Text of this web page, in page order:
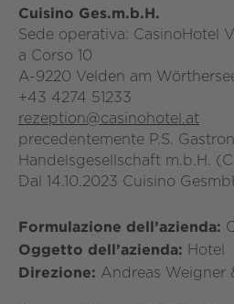
Cuisino Ges.m.b.H.
Sede operativa: CasinoHotel
a Corso 10
A-9220 Velden am
+43 4274 51233
rezeption@casinohotel.at
precedentemente P.S.
Handelsgesellschaft m.b.H.
Dal 14.10.2023 Cuisino
Formulazione dell’azienda:
Oggetto dell’azienda: Hotel
Direzione: Andreas Weigner